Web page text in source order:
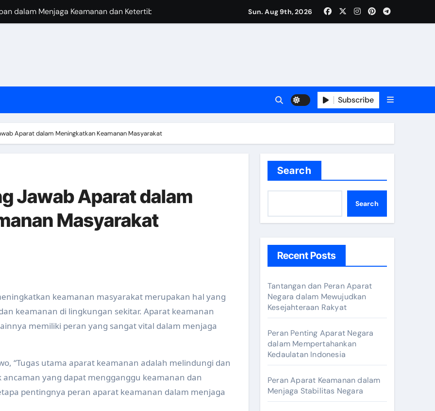
dalam Menjaga Keamanan dan Ketertiban
Aparat dalam Menjalankan Tugasnya
Keamanan dalam Menjaga Ketertiban di Negara
oleh Aparat dalam Melaksanakan Tugasnya
Sun. Aug 9th, 2026
Subscribe
Aparat dalam Meningkatkan Keamanan Masyarakat
Jawab Aparat dalam
Masyarakat
keamanan masyarakat merupakan hal yang
keamanan di lingkungan sekitar. Aparat keamanan
memiliki peran yang sangat vital dalam menjaga
“Tugas utama aparat keamanan adalah melindungi dan
yang dapat mengganggu keamanan dan
pentingnya peran aparat keamanan dalam menjaga
Search
Search
Recent Posts
Tantangan dan Peran Aparat
Negara dalam Mewujudkan
Kesejahteraan Rakyat
Peran Penting Aparat Negara
dalam Mempertahankan
Kedaulatan Indonesia
Peran Aparat Keamanan dalam
Menjaga Stabilitas Negara